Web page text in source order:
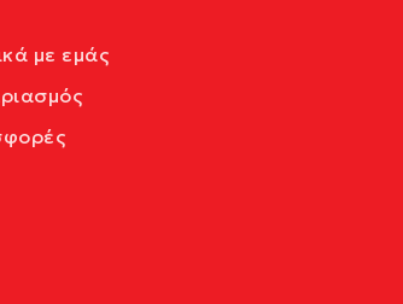
με εμάς